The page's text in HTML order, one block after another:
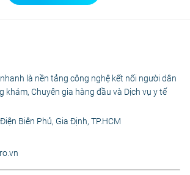
là nền tảng công nghệ kết nối người dân
khám, Chuyên gia hàng đầu và Dịch vụ y tế
Biên Phủ, Gia Định, TP.HCM